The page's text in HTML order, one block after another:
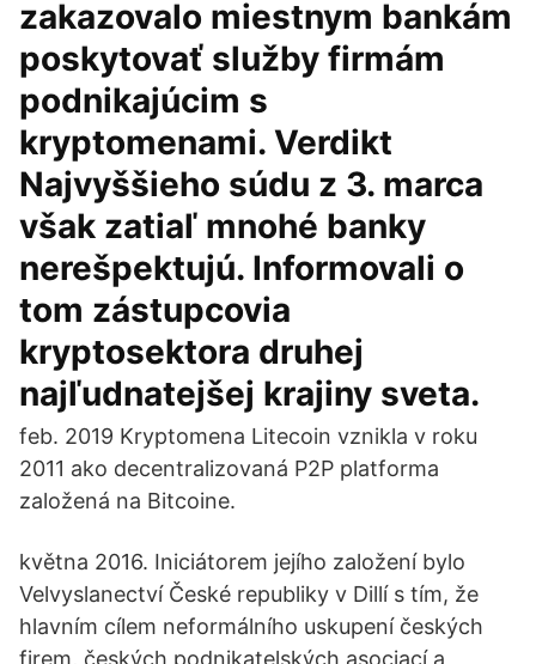
zakazovalo miestnym bankám
poskytovať služby firmám
podnikajúcim s
kryptomenami. Verdikt
Najvyššieho súdu z 3. marca
však zatiaľ mnohé banky
nerešpektujú. Informovali o
tom zástupcovia
kryptosektora druhej
najľudnatejšej krajiny sveta.
feb. 2019 Kryptomena Litecoin vznikla v roku
2011 ako decentralizovaná P2P platforma
založená na Bitcoine.
května 2016. Iniciátorem jejího založení bylo
Velvyslanectví České republiky v Dillí s tím, že
hlavním cílem neformálního uskupení českých
firem, českých podnikatelských asociací a